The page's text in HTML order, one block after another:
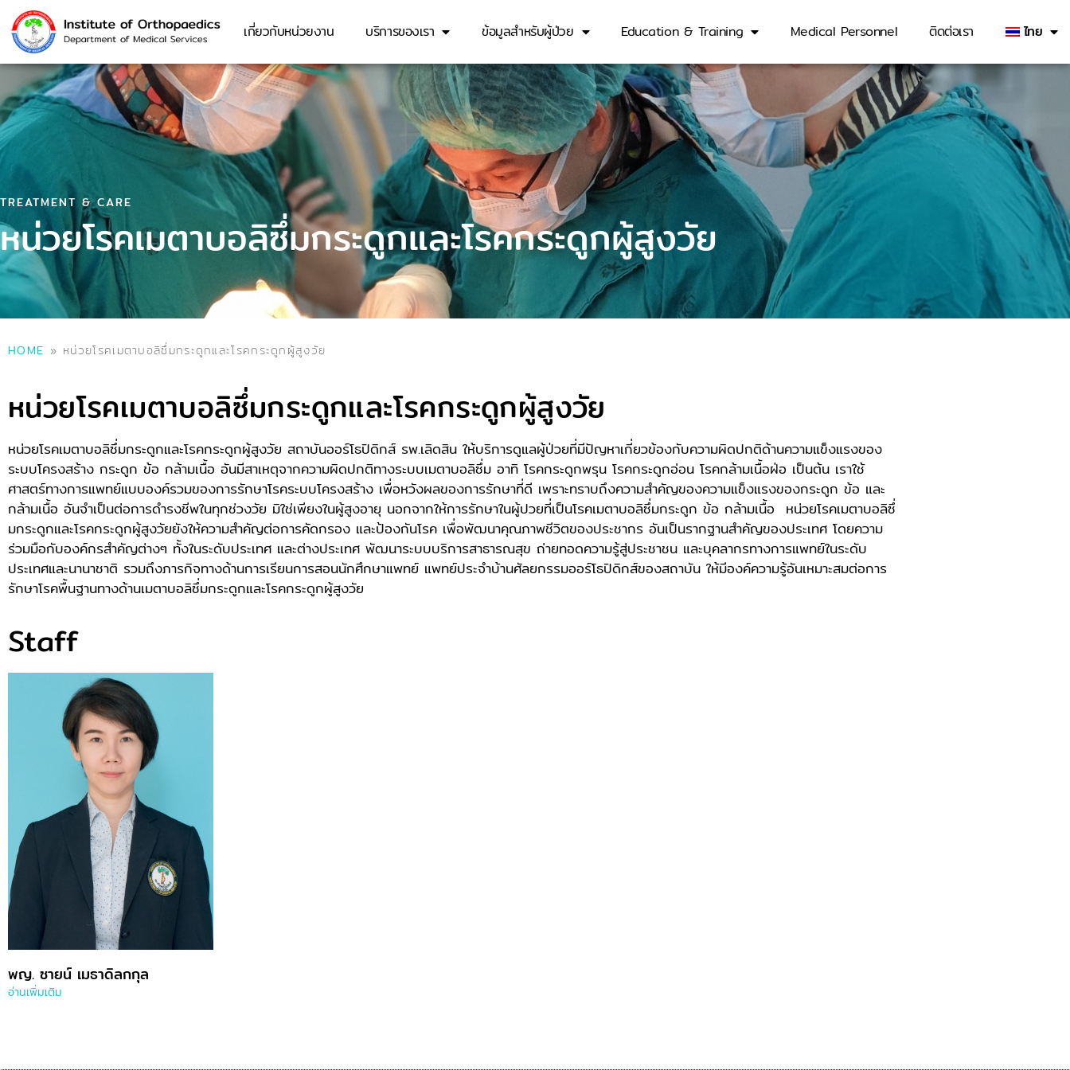
เกี่ยวกับหน่วยงาน บริการของเรา ข้อมูลสำหรับผู้ป่วย Education & Training Medical Personnel ติดต่อเรา ไทย
TREATMENT & CARE
หน่วยโรคเมตาบอลิซึ่มกระดูกและโรคกระดูกผู้สูงวัย
HOME » หน่วยโรคเมตาบอลิซึ่มกระดูกและโรคกระดูกผู้สูงวัย
หน่วยโรคเมตาบอลิซึ่มกระดูกและโรคกระดูกผู้สูงวัย
หน่วยโรคเมตาบอลิซึ่มกระดูกและโรคกระดูกผู้สูงวัย สถาบันออร์โธปิดิกส์ รพ.เลิดสิน ให้บริการดูแลผู้ป่วยที่มีปัญหาเกี่ยวข้องกับความผิดปกติด้านความแข็งแรงของ
ระบบโครงสร้าง กระดูก ข้อ กล้ามเนื้อ อันมีสาเหตุจากความผิดปกติทางระบบเมตาบอลิซึ่ม อาทิ โรคกระดูกพรุน โรคกระดูกอ่อน โรคกล้ามเนื้อฝ่อ เป็นต้น เราใช้
ศาสตร์ทางการแพทย์แบบองค์รวมของการรักษาโรคระบบโครงสร้าง เพื่อหวังผลของการรักษาที่ดี เพราะทราบถึงความสำคัญของความแข็งแรงของกระดูก ข้อ และ
กล้ามเนื้อ อันจำเป็นต่อการดำรงชีพในทุกช่วงวัย มิใช่เพียงในผู้สูงอายุ นอกจากให้การรักษาในผู้ปวยที่เป็นโรคเมตาบอลิซึ่มกระดูก ข้อ กล้ามเนื้อ หน่วยโรคเมตาบอลิซึ่
มกระดูกและโรคกระดูกผู้สูงวัยยังให้ความสำคัญต่อการคัดกรอง และป้องกันโรค เพื่อพัฒนาคุณภาพชีวิตของประชากร อันเป็นรากฐานสำคัญของประเทศ โดยความ
ร่วมมือกับองค์กรสำคัญต่างๆ ทั้งในระดับประเทศ และต่างประเทศ พัฒนาระบบบริการสาธารณสุข ถ่ายทอดความรู้สู่ประชาชน และบุคลากรทางการแพทย์ในระดับ
ประเทศและนานาชาติ รวมถึงภารกิจทางด้านการเรียนการสอนนักศึกษาแพทย์ แพทย์ประจำบ้านศัลยกรรมออร์โธปิดิกส์ของสถาบัน ให้มีองค์ความรู้อันเหมาะสมต่อการ
รักษาโรคพื้นฐานทางด้านเมตาบอลิซึ่มกระดูกและโรคกระดูกผู้สูงวัย
Staff
พญ. ซายน์ เมธาดิลกกุล
อ่านเพิ่มเติม